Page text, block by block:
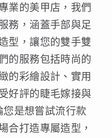
業的美甲店，我們
務，涵蓋手部與足
型，讓您的雙手雙
的服務包括時尚的
的彩繪設計、實用
好評的睫毛嫁接與
是想嘗試流行款
合打造專屬造型，